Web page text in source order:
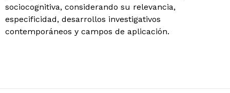
sociocognitiva, considerando su relevancia,
especificidad, desarrollos investigativos
contemporáneos y campos de aplicación.